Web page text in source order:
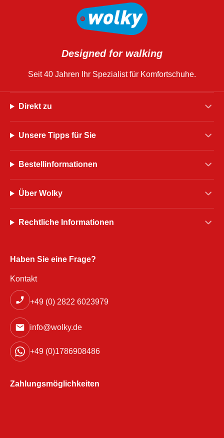
Designed for walking
Seit 40 Jahren Ihr Spezialist für Komfortschuhe.
Direkt zu
Unsere Tipps für Sie
Bestellinformationen
Über Wolky
Rechtliche Informationen
Haben Sie eine Frage?
Kontakt
+49 (0) 2822 6023979
info@wolky.de
+49 (0)1786908486
Zahlungsmöglichkeiten